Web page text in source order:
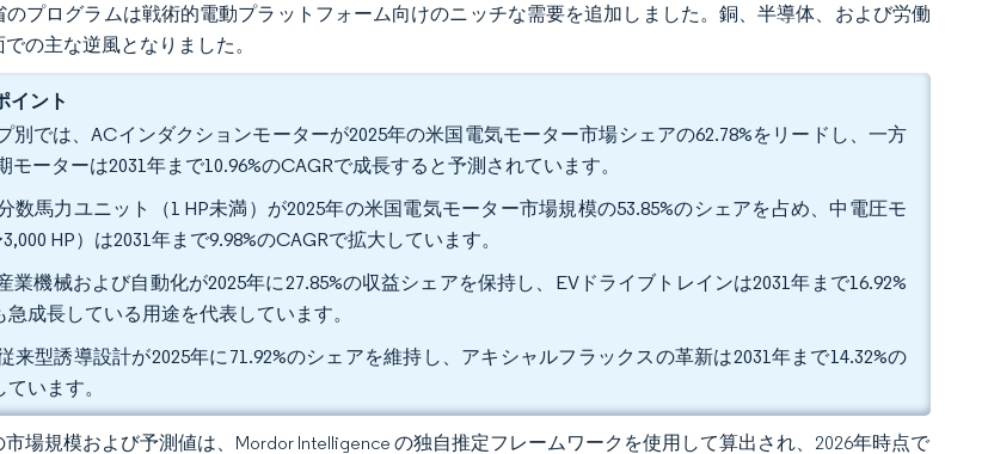
プログラムは戦術的電動プラットフォーム向けのニッチな需要を追加しました。銅、半導体、および労働
の主な逆風となりました。
イント
別では、ACインダクションモーターが2025年の米国電気モーター市場シェアの62.78%をリードし、一方
モーターは2031年まで10.96%のCAGRで成長すると予測されています。
数馬力ユニット（1 HP未満）が2025年の米国電気モーター市場規模の53.85%のシェアを占め、中電圧モ
HP）は2031年まで9.98%のCAGRで拡大しています。
業機械および自動化が2025年に27.85%の収益シェアを保持し、EVドライブトレインは2031年まで16.92%
急成長している用途を代表しています。
来型誘導設計が2025年に71.92%のシェアを維持し、アキシャルフラックスの革新は2031年まで14.32%の
います。
場規模および予測値は、Mordor Intelligence の独自推定フレームワークを使用して算出され、2026年時点で